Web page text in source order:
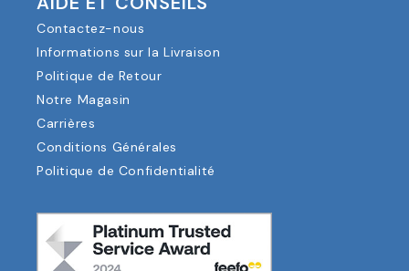
Contactez-nous
Informations sur la Livraison
Politique de Retour
Notre Magasin
Carrières
Conditions Générales
Politique de Confidentialité